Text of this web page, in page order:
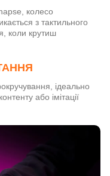
колесо
з тактильного
коли крутиш
ідеально
або імітації